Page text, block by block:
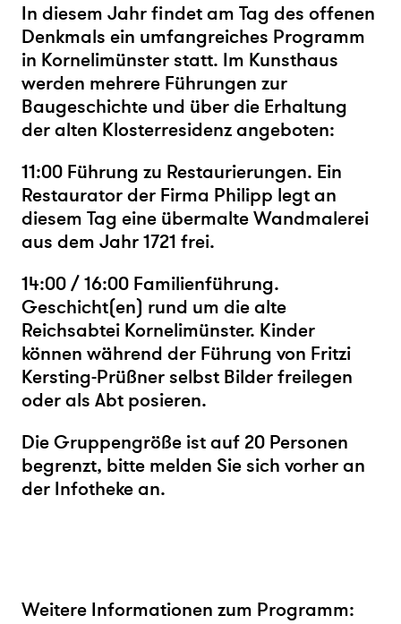
In diesem Jahr findet am Tag des offenen
Denkmals ein umfangreiches Programm
in Kornelimünster statt. Im Kunsthaus
werden mehrere Führungen zur
Baugeschichte und über die Erhaltung
der alten Klosterresidenz angeboten:
11:00 Führung zu Restaurierungen. Ein
Restaurator der Firma Philipp legt an
diesem Tag eine übermalte Wandmalerei
aus dem Jahr 1721 frei.
14:00 / 16:00 Familienführung.
Geschicht(en) rund um die alte
Reichsabtei Kornelimünster. Kinder
können während der Führung von Fritzi
Kersting-Prüßner selbst Bilder freilegen
oder als Abt posieren.
Die Gruppengröße ist auf 20 Personen
begrenzt, bitte melden Sie sich vorher an
der Infotheke an.
Weitere Informationen zum Programm: